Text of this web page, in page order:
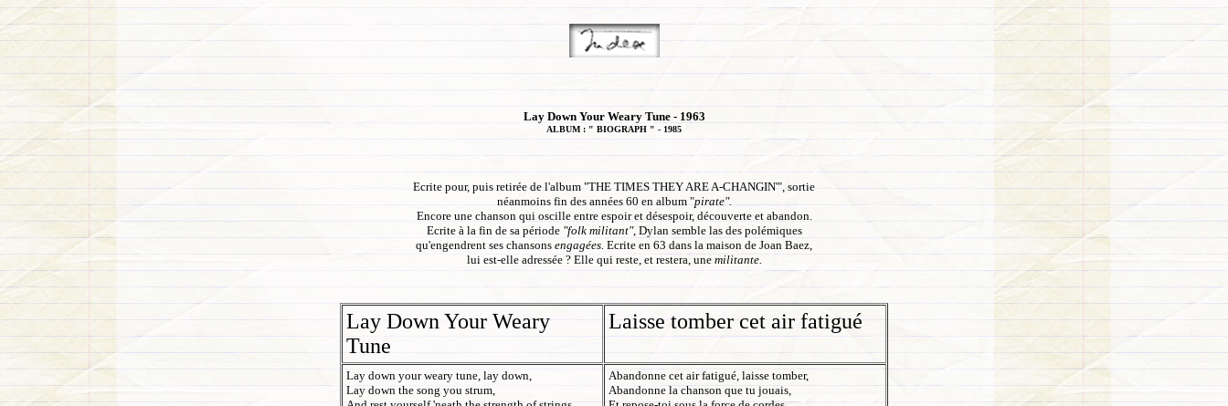
Lay Down Your Weary Tune - 1963
ALBUM : " BIOGRAPH " - 1985
Ecrite pour, puis retirée de l'album "THE TIMES THEY ARE A-CHANGIN'", sortie
néanmoins fin des années 60 en album "pirate".
Encore une chanson qui oscille entre espoir et désespoir, découverte et abandon.
Ecrite à la fin de sa période "folk militant", Dylan semble las des polémiques
qu'engendrent ses chansons engagées. Ecrite en 63 dans la maison de Joan Baez,
lui est-elle adressée ? Elle qui reste, et restera, une militante.
Lay Down Your Weary
Tune
Laisse tomber cet air fatigué
Lay down your weary tune, lay down,
Lay down the song you strum,
Abandonne cet air fatigué, laisse tomber,
Abandonne la chanson que tu jouais,